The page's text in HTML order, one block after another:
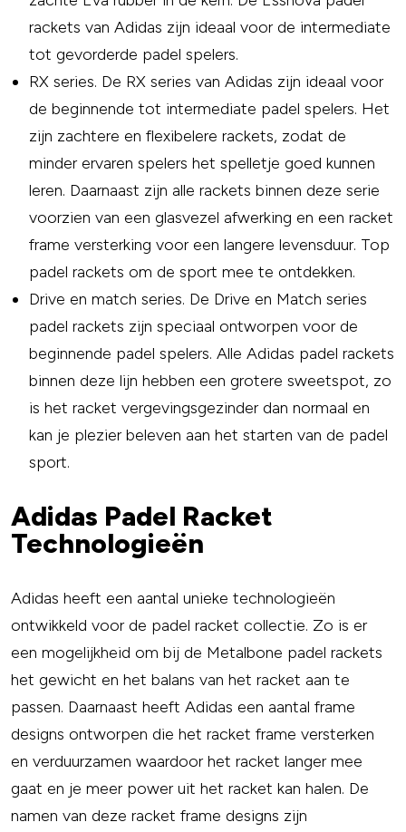
rackets van Adidas zijn ideaal voor de intermediate
tot gevorderde padel spelers.
RX series. De RX series van Adidas zijn ideaal voor
de beginnende tot intermediate padel spelers. Het
zijn zachtere en flexibelere rackets, zodat de
minder ervaren spelers het spelletje goed kunnen
leren. Daarnaast zijn alle rackets binnen deze serie
voorzien van een glasvezel afwerking en een racket
frame versterking voor een langere levensduur. Top
padel rackets om de sport mee te ontdekken.
Drive en match series. De Drive en Match series
padel rackets zijn speciaal ontworpen voor de
beginnende padel spelers. Alle Adidas padel rackets
binnen deze lijn hebben een grotere sweetspot, zo
is het racket vergevingsgezinder dan normaal en
kan je plezier beleven aan het starten van de padel
sport.
Adidas Padel Racket
Technologieën
Adidas heeft een aantal unieke technologieën
ontwikkeld voor de padel racket collectie. Zo is er
een mogelijkheid om bij de Metalbone padel rackets
het gewicht en het balans van het racket aan te
passen. Daarnaast heeft Adidas een aantal frame
designs ontworpen die het racket frame versterken
en verduurzamen waardoor het racket langer mee
gaat en je meer power uit het racket kan halen. De
namen van deze racket frame designs zijn